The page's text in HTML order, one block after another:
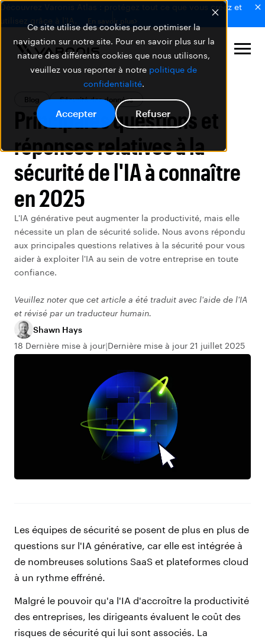
Ce site utilise des cookies pour optimiser la
navigation sur notre site. Pour en savoir plus sur la
nature des différents cookies que nous utilisons,
veuillez vous reporter à notre politique de
confidentialité.
Accepter Refuser
Découvrez Varonis Atlas : protégez tout ce que vous créez et
utilisez grâce à l'IA.
En savoir plus
Blog Sécurité des données
Principales questions et
réponses relatives à la
sécurité de l'IA à connaître
en 2025
L'IA générative peut augmenter la productivité, mais elle
nécessite un plan de sécurité solide. Nous avons répondu
aux principales questions relatives à la sécurité pour vous
aider à exploiter l'IA au sein de votre entreprise en toute
confiance.
Veuillez noter que cet article a été traduit avec l'aide de l'IA
et révisé par un traducteur humain.
Shawn Hays
18 Dernière mise à jour Dernière mise à jour 21 juillet 2025
Les équipes de sécurité se posent de plus en plus de
questions sur l'IA générative, car elle est intégrée à
de nombreuses solutions SaaS et plateformes cloud
à un rythme effréné.
Malgré le pouvoir qu'a l'IA d'accroître la productivité
des entreprises, les dirigeants évaluent le coût des
risques de sécurité qui lui sont associés. La